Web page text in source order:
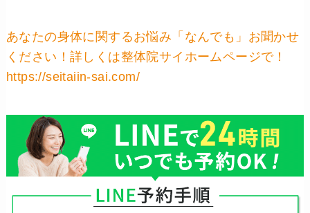
あなたの身体に関するお悩み「なんでも」お聞かせ
ください！詳しくは整体院サイホームページで！
https://seitaiin-sai.com/